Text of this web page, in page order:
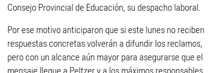
Consejo Provincial de Educación, su despacho laboral.
Por ese motivo anticiparon que si este lunes no reciben
respuestas concretas volverán a difundir los reclamos,
pero con un alcance aún mayor para asegurarse que el